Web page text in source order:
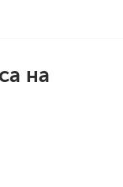
на